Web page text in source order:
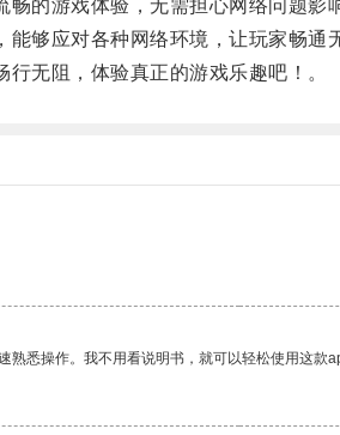
游戏体验，无需担心网络问题影
应对各种网络环境，让玩家畅通
无阻，体验真正的游戏乐趣吧！。
悉操作。我不用看说明书，就可以轻松使用这款